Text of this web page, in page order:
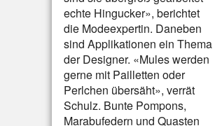
echte Hingucker», berichtet
die Modeexpertin. Daneben
sind Applikationen ein Thema
der Designer. «Mules werden
gerne mit Pailletten oder
Perlchen übersäht», verrät
Schulz. Bunte Pompons,
Marabufedern und Quasten